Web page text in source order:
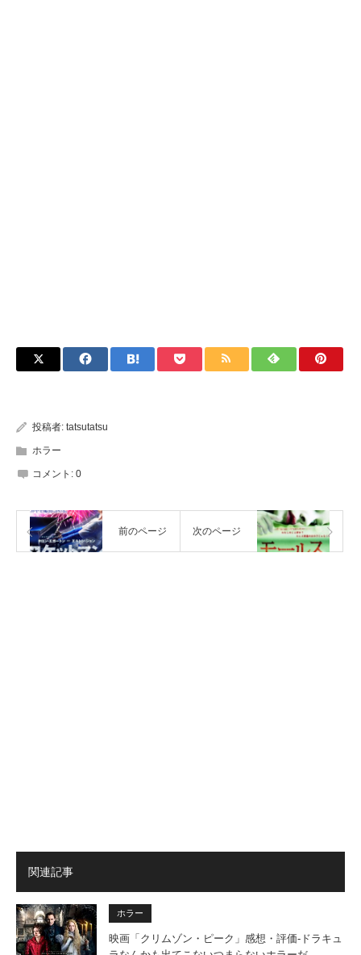
投稿者: tatsutatsu
ホラー
コメント: 0
前のページ 次のページ
関連記事
ホラー
映画「クリムゾン・ピーク」感想・評価‐ドラキュ